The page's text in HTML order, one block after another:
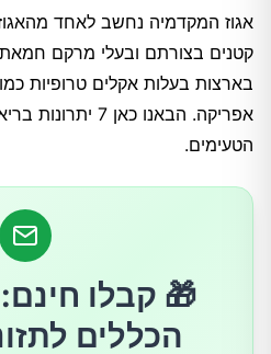
ערכים תזונתיים
1.מחלות לב
2.נוגדי חימצון
אגוז המקדמיה נחשב לאחד
קטנים בצורתם ובעלי מרקם
בארצות בעלות אקלים טרופיות
אפריקה. הבאנו כאן
הטעימים.
הכללים